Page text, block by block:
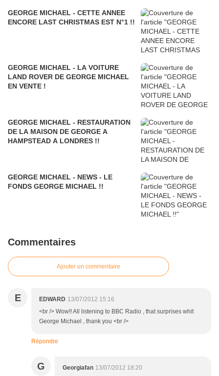
GEORGE MICHAEL - CETTE ANNEE
ENCORE LAST CHRISTMAS EST N°1 !!
GEORGE MICHAEL - LA VOITURE
LAND ROVER DE GEORGE MICHAEL
EN VENTE !
GEORGE MICHAEL - RESTAURATION
DE LA MAISON DE GEORGE A
HAMPSTEAD A LONDRES !!
GEORGE MICHAEL - NEWS - LE
FONDS GEORGE MICHAEL !!
Commentaires
Ajouter un commentaire
E EDWARD 13/07/2012 15:16
<br /> Wow!! All listening to BBC Radio , that surprises whit
George Michael , thank you <br />
Répondre
G Georgiafan 13/07/2012 18:20